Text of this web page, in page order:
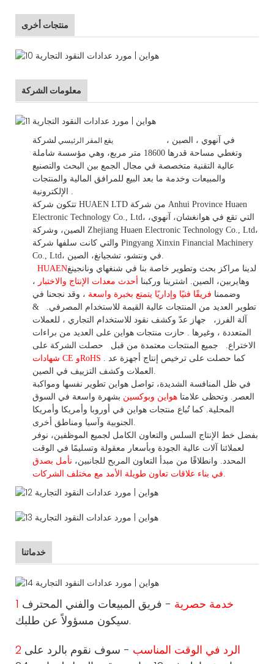
منتجات أخرى
معلومات الشركة
يقع المقر الرئيسي في آنهوي ، الصين ،
وتغطي مساحة قدرها 18600 متر مربع، وهي
مؤسسة شاملة
عالية التقنية متخصصة في مجال الجمع بين البحث والتصنيع
والمبيعات وخدمة ما بعد البيع للمرافق المالية والمنتجات
تتكون شركة HUAEN LTD من شركة Anhui Province Huaen
Electronic Technology Co., Ltd، التي تقع في هوانغشان، آنهوي،
الصين، وشركة Zhejiang Huaen Electronic Technology Co., Ltd،
والتي كانت سلفها شركة Pingyang Xinxin Financial Machinery
HUAENلدينا مراكز بحث وتطوير خاصة بنا في شنغهاي ونانجينغ
وهايربين، الصين. اشترينا وركبنا أحدث معدات الإنتاج والاختبار ،
وضممنا فريقًا فنيًا وإداريًا يتمتع بخبرة واسعة ، وقد نجحنا في
تطوير
العديد من المنتجات عالية القيمة للاستخدام المصرفي.
&
آلة الفرز،
جهاز عدّ وكشف نقود للاستخدام التجاري ، للعملات
المتعددة ، وغيرها
. حازت منتجات هواين على العديد من براءات
الاختراع.
جميع المنتجات معتمدة من قبل
حصلت الشركة على
شهادات CE وRoHS
في ظل المنافسة الشديدة، تواصل هواين تطوير نفسها ومواكبة
العصر. وتحظى علامتا هواين وبوكسين بشهرة واسعة في السوق
المحلية. كما تُباع منتجات هواين في أوروبا وأمريكا وأمريكا
بفضل خط الإنتاج السلس والتعاون الكامل لجميع الموظفين، نوفر
لعملائنا آلات عالية الجودة وبأسعار معقولة وتسليمًا في الوقت
المحدد. وانطلاقًا من مبدأ التعاون المربح للجانبين، نأمل بصدق
في بناء علاقات تعاون طويلة
خدماتنا
1 خدمة حصرية - فريق المبيعات والفني المحترف
سيكون مسؤولاً عن طلبك.
2 الرد في الوقت المناسب - سوف نقوم بالرد على